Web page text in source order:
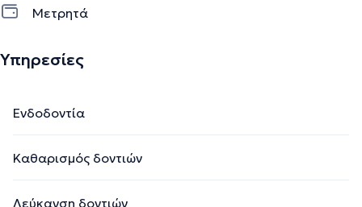
Μετρητά
Υπηρεσίες
Ενδοδοντία
Καθαρισμός δοντιών
Λεύκανση δοντιών